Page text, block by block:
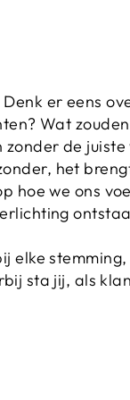
er eens
Wat zouden
de
het
hoe we ons
elke
sta jij, als